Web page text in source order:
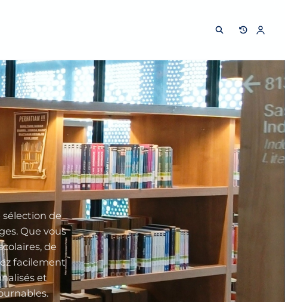
sélection de
Que vous
de
facilement
et